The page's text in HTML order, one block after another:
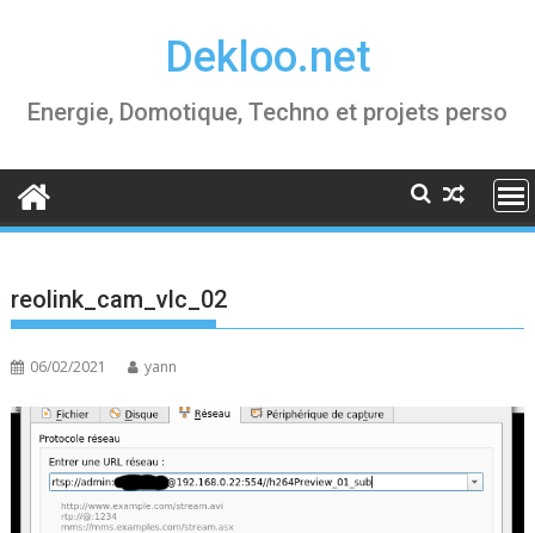
Dekloo.net
Energie, Domotique, Techno et projets perso
reolink_cam_vlc_02
06/02/2021 yann